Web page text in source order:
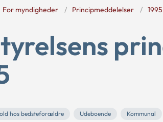
For myndigheder Principmeddelelser 1995
hos bedsteforældre Udeboende Kommunal